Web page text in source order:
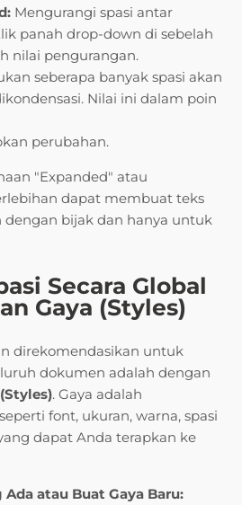
Mengurangi spasi antar
panah drop-down di sebelah
nilai pengurangan.
seberapa banyak spasi akan
Nilai ini dalam poin
perubahan.
"Expanded" atau
dapat membuat teks
dengan bijak dan hanya untuk
Secara Global
Gaya (Styles)
direkomendasikan untuk
dokumen adalah dengan
. Gaya adalah
font, ukuran, warna, spasi
dapat Anda terapkan ke
atau Buat Gaya Baru: